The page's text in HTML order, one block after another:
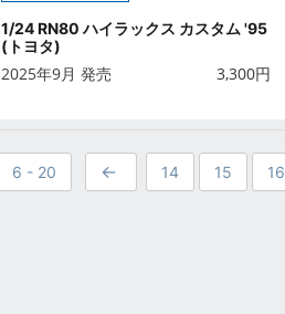
1/24 RN80 ハイラックス カスタム '95
(トヨタ)
2025年9月 発売 3,300円
6 - 20 14 15 16